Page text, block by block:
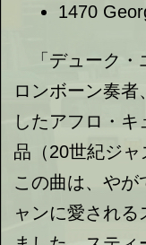
1470
「デューク・
ロンボーン奏
したアフロ・
品（20世紀ジャ
この曲は、やが
ャンに愛される